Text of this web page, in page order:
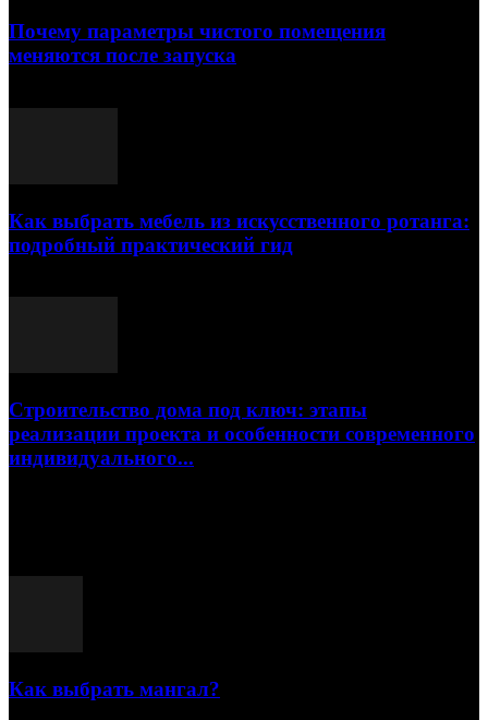
Почему параметры чистого помещения
меняются после запуска
Как выбрать мебель из искусственного ротанга:
подробный практический гид
Строительство дома под ключ: этапы
реализации проекта и особенности современного
индивидуального...
Как выбрать мангал?